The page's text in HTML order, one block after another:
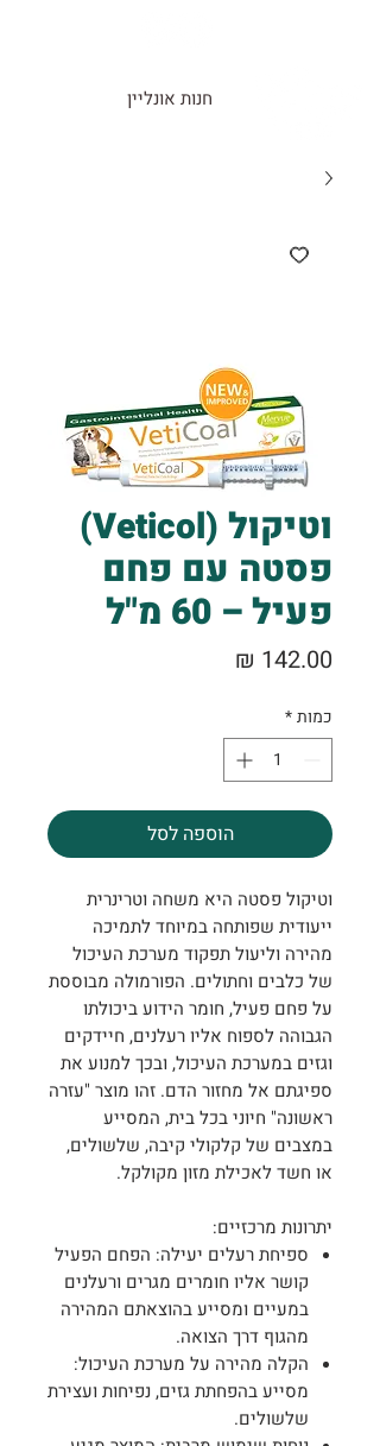
חנות אונליין
וטיקול (Veticol)
פסטה עם פחם
פעיל – 60 מ"ל
כמות*
הוספה לסל
וטיקול פסטה היא משחה וטרינרית
ייעודית שפותחה במיוחד לתמיכה
מהירה וליעול תפקוד מערכת העיכול
של כלבים וחתולים. הפורמולה מבוססת
על פחם פעיל, חומר הידוע ביכולתו
הגבוהה לספוח אליו רעלנים, חיידקים
וגזים במערכת העיכול, ובכך למנוע את
ספיגתם אל מחזור הדם. זהו מוצר "עזרה
ראשונה" חיוני בכל בית, המסייע
במצבים של קלקולי קיבה, שלשולים,
או חשד לאכילת מזון מקולקל.
יתרונות מרכזיים:
ספיחת רעלים יעילה: הפחם הפעיל
קושר אליו חומרים מגרים ורעלנים
במעיים ומסייע בהוצאתם המהירה
מהגוף דרך הצואה.
הקלה מהירה על מערכת העיכול:
מסייע בהפחתת גזים, נפיחות ועצירת
שלשולים.